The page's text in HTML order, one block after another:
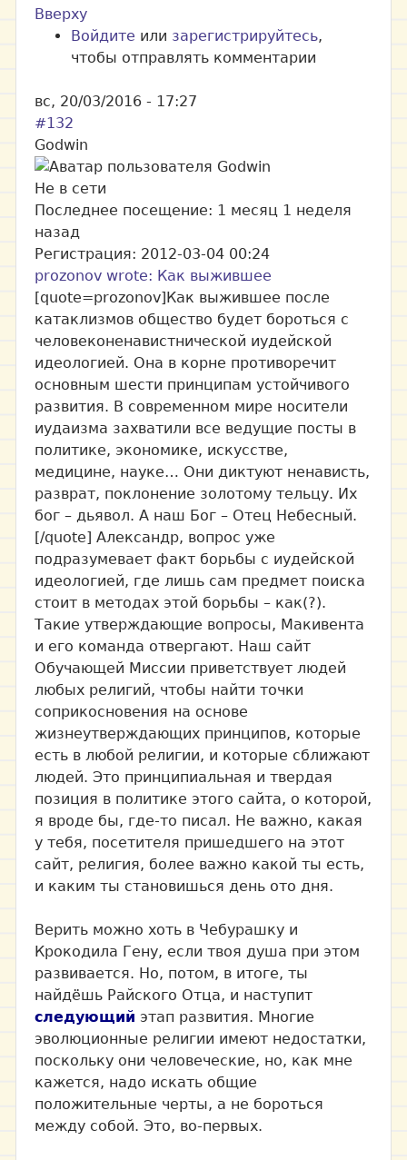
Вверху
Войдите или зарегистрируйтесь,
чтобы отправлять комментарии
вс, 20/03/2016 - 17:27
#132
Godwin
Не в сети
Последнее посещение: 1 месяц 1 неделя
назад
Регистрация: 2012-03-04 00:24
prozonov wrote: Как выжившее
[quote=prozonov]Как выжившее после
катаклизмов общество будет бороться с
человеконенавистнической иудейской
идеологией. Она в корне противоречит
основным шести принципам устойчивого
развития. В современном мире носители
иудаизма захватили все ведущие посты в
политике, экономике, искусстве,
медицине, науке… Они диктуют ненависть,
разврат, поклонение золотому тельцу. Их
бог – дьявол. А наш Бог – Отец Небесный.
[/quote] Александр, вопрос уже
подразумевает факт борьбы с иудейской
идеологией, где лишь сам предмет поиска
стоит в методах этой борьбы – как(?).
Такие утверждающие вопросы, Макивента
и его команда отвергают. Наш сайт
Обучающей Миссии приветствует людей
любых религий, чтобы найти точки
соприкосновения на основе
жизнеутверждающих принципов, которые
есть в любой религии, и которые сближают
людей. Это принципиальная и твердая
позиция в политике этого сайта, о которой,
я вроде бы, где-то писал. Не важно, какая
у тебя, посетителя пришедшего на этот
сайт, религия, более важно какой ты есть,
и каким ты становишься день ото дня.
Верить можно хоть в Чебурашку и
Крокодила Гену, если твоя душа при этом
развивается. Но, потом, в итоге, ты
найдёшь Райского Отца, и наступит
следующий этап развития. Многие
эволюционные религии имеют недостатки,
поскольку они человеческие, но, как мне
кажется, надо искать общие
положительные черты, а не бороться
между собой. Это, во-первых.